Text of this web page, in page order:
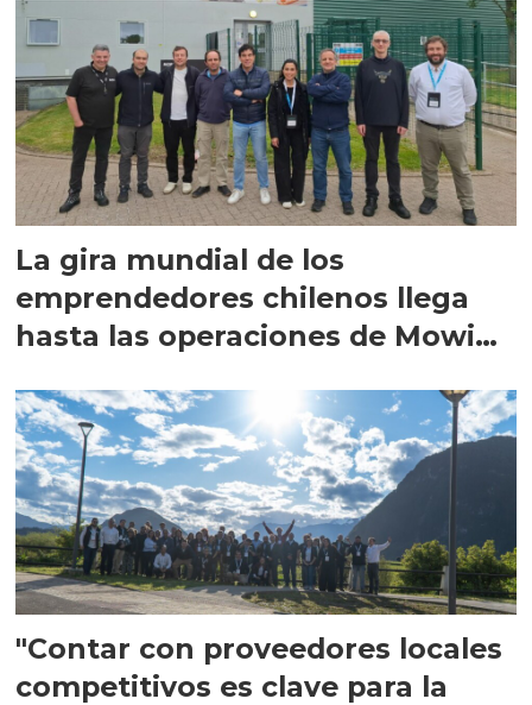
La gira mundial de los
emprendedores chilenos llega
hasta las operaciones de Mowi
"Contar con proveedores locales
competitivos es clave para la